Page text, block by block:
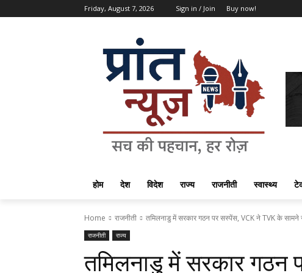
Friday, August 7, 2026 Sign in / Join Buy now!
होम देश विदेश राज्य राजनीती स्वास्थ्य
Home राजनीती तमिलनाडु में सरकार गठन पर सस्पेंस, VCK ने TVK के सामने
राजनीती राज्य
तमिलनाडु में सरकार गठन